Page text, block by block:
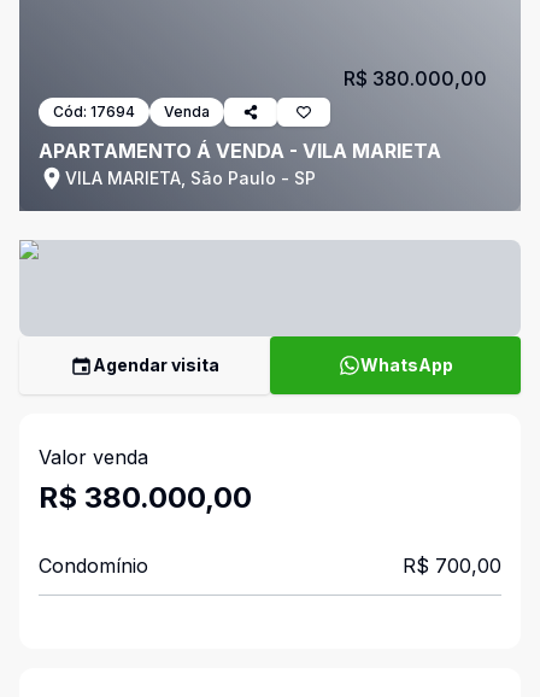
Cód: 17694 Venda
APARTAMENTO Á VENDA - VILA MARIETA
VILA MARIETA, São Paulo - SP
R$ 380.000,00
Agendar visita WhatsApp
Valor venda
R$ 380.000,00
Condomínio R$ 700,00